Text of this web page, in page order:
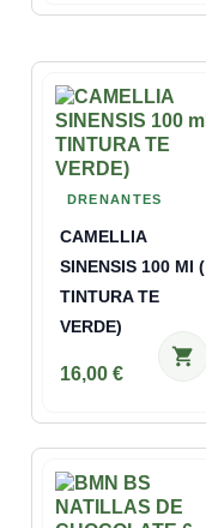
DRENANTES
CAMELLIA
SINENSIS 100 Ml (
TINTURA TE
VERDE)
16,00 €
shopping_cart